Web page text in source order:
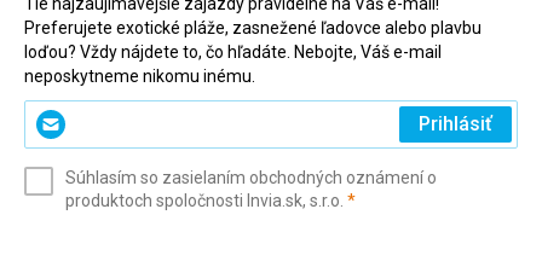
Preferujete exotické pláže, zasnežené ľadovce alebo plavbu
loďou? Vždy nájdete to, čo hľadáte. Nebojte, Váš e-mail
neposkytneme nikomu inému.
Zadajte
svoj
(povinné)
Prihlásiť
Súhlasím so zasielaním obchodných oznámení o
produktoch spoločnosti Invia.sk, s.r.o. *(povinné)